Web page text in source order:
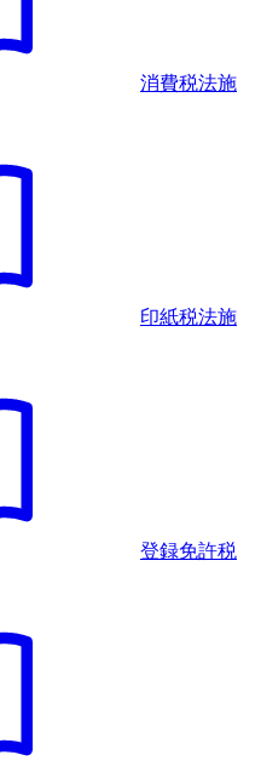
消費税法施
印紙税法施
登録免許税